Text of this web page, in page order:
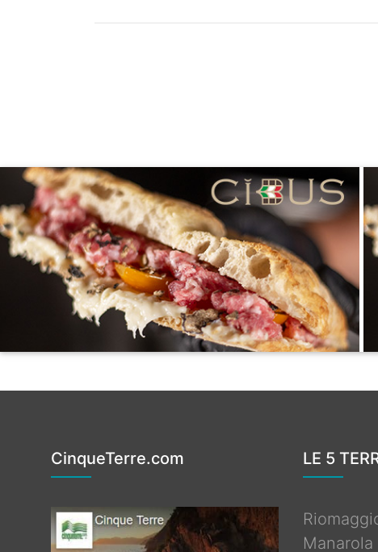
CinqueTerre.com LE 5
Manarola